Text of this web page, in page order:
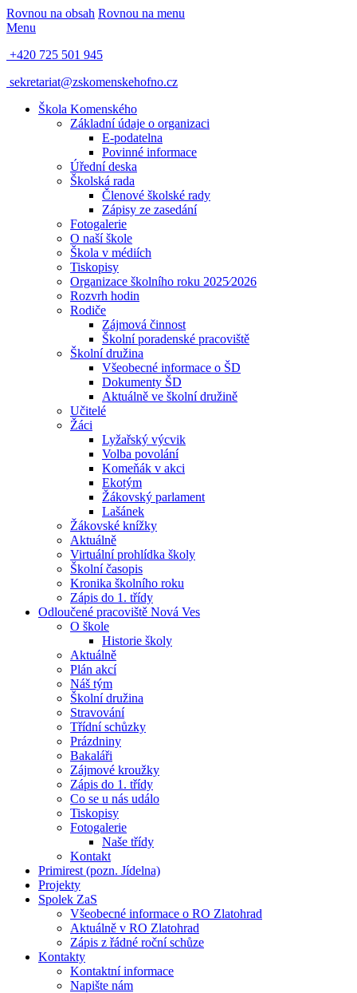
Rovnou na obsah Rovnou na menu
Menu
+420 725 501 945
sekretariat@zskomenskehofno.cz
Škola Komenského
Základní údaje o organizaci
E-podatelna
Povinné informace
Úřední deska
Školská rada
Členové školské rady
Zápisy ze zasedání
Fotogalerie
O naší škole
Škola v médiích
Tiskopisy
Organizace školního roku 2025⁄2026
Rozvrh hodin
Rodiče
Zájmová činnost
Školní poradenské pracoviště
Školní družina
Všeobecné informace o ŠD
Dokumenty ŠD
Aktuálně ve školní družině
Učitelé
Žáci
Lyžařský výcvik
Volba povolání
Komeňák v akci
Ekotým
Žákovský parlament
Lašánek
Žákovské knížky
Aktuálně
Virtuální prohlídka školy
Školní časopis
Kronika školního roku
Zápis do 1. třídy
Odloučené pracoviště Nová Ves
O škole
Historie školy
Aktuálně
Plán akcí
Náš tým
Školní družina
Stravování
Třídní schůzky
Prázdniny
Bakaláři
Zájmové kroužky
Zápis do 1. třídy
Co se u nás událo
Tiskopisy
Fotogalerie
Naše třídy
Kontakt
Primirest (pozn. Jídelna)
Projekty
Spolek ZaS
Všeobecné informace o RO Zlatohrad
Aktuálně v RO Zlatohrad
Zápis z řádné roční schůze
Kontakty
Kontaktní informace
Napište nám